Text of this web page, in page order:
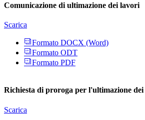
Comunicazione di ultimazione dei lavori
Scarica
Formato DOCX (Word)
Formato ODT
Formato PDF
Richiesta di proroga per l'ultimazione
Scarica